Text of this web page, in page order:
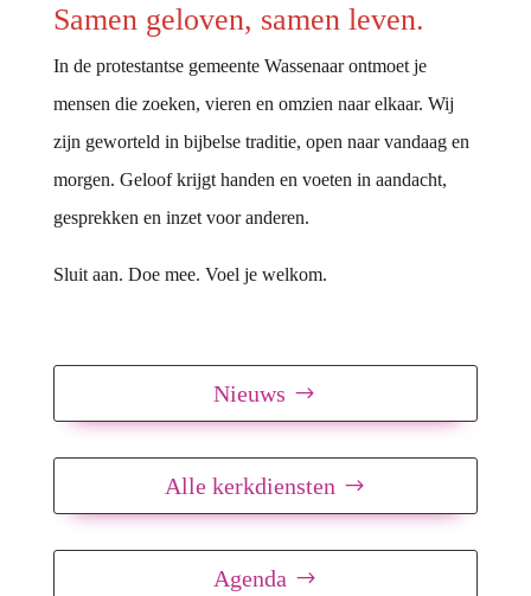
Samen geloven, samen leven.
In de protestantse gemeente Wassenaar ontmoet je
mensen die zoeken, vieren en omzien naar elkaar. Wij
zijn geworteld in bijbelse traditie, open naar vandaag en
morgen. Geloof krijgt handen en voeten in aandacht,
gesprekken en inzet voor anderen.
Sluit aan. Doe mee. Voel je welkom.
Nieuws
Alle kerkdiensten
Agenda